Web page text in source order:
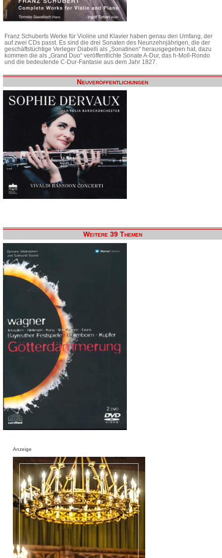
Franz Schuberts Werke für Violine und Klavier haben genau den Umfang, der
auf zwei CDs passt. Es sind die drei Sonaten des Neunzehnjährigen, die der
geschäftstüchtige Verleger Diabelli als „Sonatinen“ herausgegeben hat, dazu
kommen die als „Grand Duo“ veröffentlichte Sonate A-Dur, das h-Moll-Rondo
und die bedeutende C-Dur-Fantasie aus dem Jahr 1827.
Neuveröffentlichungen
Weitere 39 Themen
Anzeige